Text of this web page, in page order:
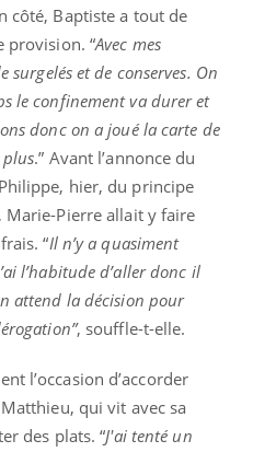
côté, Baptiste a tout de
provision. “Avec mes
et de conserves. On
le confinement va durer et
donc on a joué la carte de
.” Avant l’annonce du
hier, du principe
Marie-Pierre allait y faire
“Il n’y a quasiment
l’habitude d’aller donc il
attend la décision pour
, souffle-t-elle.
l’occasion d’accorder
qui vit avec sa
des plats. “J'ai tenté un